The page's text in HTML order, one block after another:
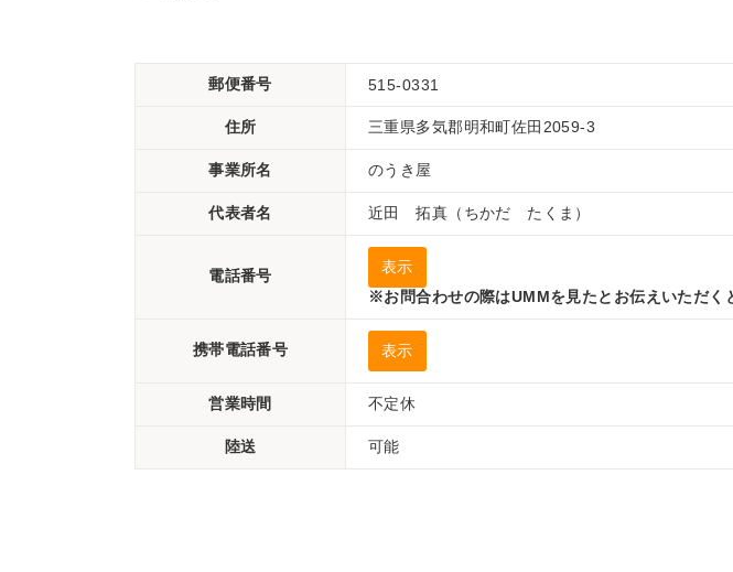
郵便番号 515-0331
住所 三重県多気郡明和町佐田2059-3
事業所名 のうき屋
代表者名 近田 拓真（ちかだ たくま）
電話番号
表示
※お問合わせの際はUMMを見たとお伝えいただく
携帯電話番号 表示
営業時間 不定休
陸送 可能